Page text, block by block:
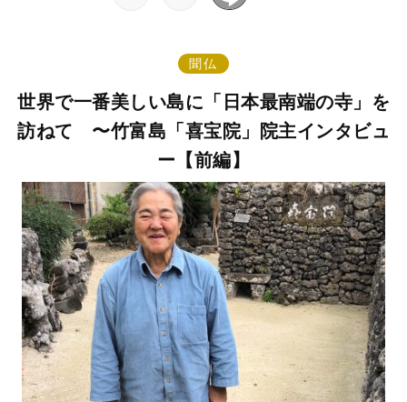
聞仏
世界で一番美しい島に「日本最南端の寺」を
訪ねて 〜竹富島「喜宝院」院主インタビュ
ー【前編】